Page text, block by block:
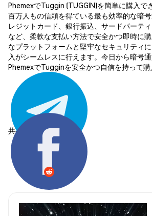
PhemexでTuggin (TUGGIN)を簡単に購入で
百万人もの信頼を得ている最も効率的な暗
レジットカード、銀行振込、サードパーテ
など、柔軟な支払い方法で安全かつ即時に
なプラットフォームと堅牢なセキュリティ
入がシームレスに行えます。今日から暗号通
PhemexでTugginを安全かつ自信を持って購
共有する: